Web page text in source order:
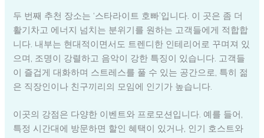
두 번째 추천 장소는 ‘스타라이트 호빠’입니다. 이 곳은 좀 더
활기차고 에너지 넘치는 분위기를 원하는 고객들에게 적합합
니다. 내부는 현대적이면서도 트렌디한 인테리어로 꾸며져 있
으며, 조명이 강렬하고 음악이 강한 특징이 있습니다. 고객들
이 즐겁게 대화하며 스트레스를 풀 수 있는 공간으로, 특히 젊
은 직장인이나 친구끼리의 모임에 인기가 높습니다.
이곳의 강점은 다양한 이벤트와 프로모션입니다. 예를 들어,
특정 시간대에 방문하면 할인 혜택이 있거나, 인기 호스트와